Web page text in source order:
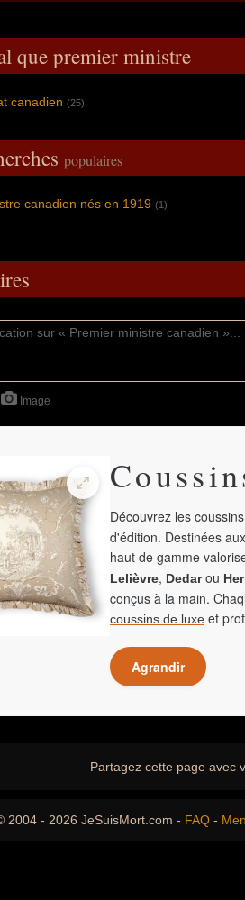
que premier ministre
canadien (25)
populaires
canadien nés en 1919 (1)
Image
Découvrez les
d'édition. Destinées
haut de gamme
Lelièvre, Dedarou
conçus à la main.
coussins de luxe et
Agrandir
Partagez cette page avec
2004 - 2026 JeSuisMort.com - FAQ -